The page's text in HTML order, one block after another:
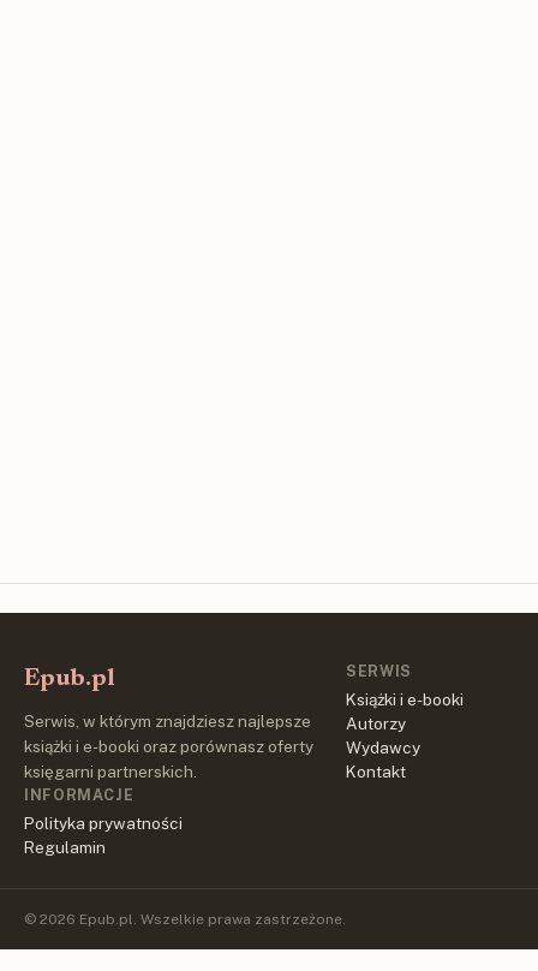
Epub.pl
Serwis, w którym znajdziesz najlepsze
książki i e-booki oraz porównasz oferty
księgarni partnerskich.
SERWIS
Książki i e-booki
Autorzy
Wydawcy
Kontakt
INFORMACJE
Polityka prywatności
Regulamin
© 2026 Epub.pl. Wszelkie prawa zastrzeżone.